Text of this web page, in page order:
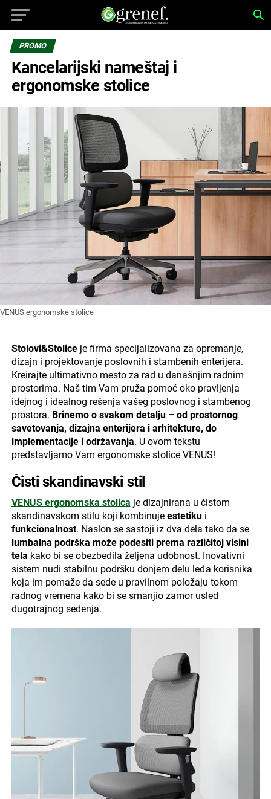
PROMO
Kancelarijski nameštaj i
ergonomske stolice
VENUS ergonomske stolice
Stolovi&Stoliceje firma specijalizovana za opremanje,
dizajn i projektovanje poslovnih i stambenih enterijera.
Kreirajte ultimativno mesto za rad u današnjim radnim
prostorima. Naš tim Vam pruža pomoć oko pravljenja
idejnog i idealnog rešenja vašeg poslovnog i stambenog
prostora. Brinemo o svakom detalju – od prostornog
savetovanja, dizajna enterijera i arhitekture, do
implementacije i održavanja. U ovom tekstu
predstavljamo Vam ergonomske stolice VENUS!
Čisti skandinavski stil
VENUSergonomska stolica je dizajnirana u čistom
skandinavskom stilu koji kombinuje estetikui
funkcionalnost. Naslon se sastoji iz dva dela tako da se
lumbalna podrška može podesiti prema različitoj visini
tela kako bi se obezbedila željena udobnost. Inovativni
sistem nudi stabilnu podršku donjem delu leđa korisnika
koja im pomaže da sede u pravilnom položaju tokom
radnog vremena kako bi se smanjio zamor usled
dugotrajnog sedenja.